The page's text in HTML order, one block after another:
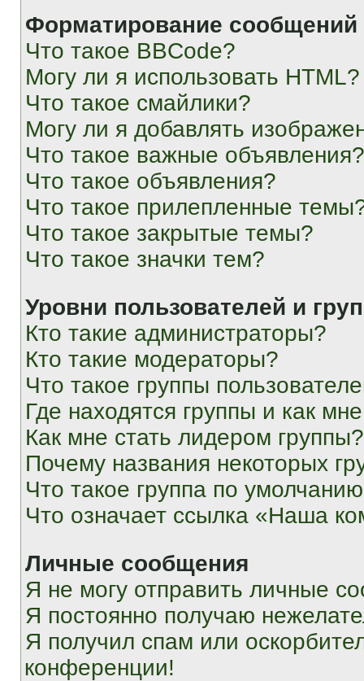
Форматирование
Что такое BBCode?
Могу ли я использовать HTML?
Что такое смайлики?
Могу ли я добавлять
Что такое важные объявления?
Что такое объявления?
Что такое прилепленные
Что такое закрытые темы?
Что такое значки тем?
Уровни пользователей и
Кто такие администраторы?
Кто такие модераторы?
Что такое группы
Где находятся группы и как
Как мне стать лидером группы?
Почему названия некоторых
Что такое группа по
Что означает ссылка «Наша
Личные сообщения
Я не могу отправить личные
Я постоянно получаю
Я получил спам или
конференции!